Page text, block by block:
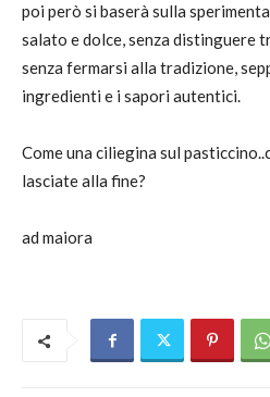
poi però si baserà sulla
salato e dolce, senza distinguere
senza fermarsi alla tradizione,
ingredienti e i sapori autentici.
Come una ciliegina sul
lasciate alla fine?
ad maiora